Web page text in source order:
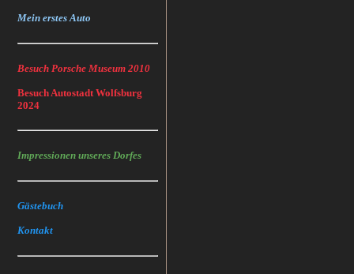
Mein erstes Auto
Besuch Porsche Museum 2010
Besuch Autostadt Wolfsburg
2024
Impressionen unseres Dorfes
Gästebuch
Kontakt